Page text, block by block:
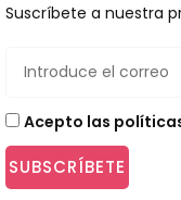
Suscríbete a nuestra
Acepto las
SUBSCRÍBETE